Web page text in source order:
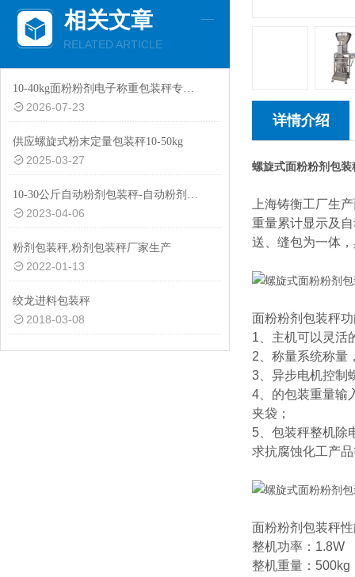
相关文章
RELATED ARTICLE
10-40kg面粉粉剂电子称重包装秤专用设备
2026-07-23
供应螺旋式粉末定量包装秤10-50kg
2025-03-27
10-30公斤自动粉剂包装秤-自动粉剂防尘防爆功能包装机厂家生产
2023-04-06
粉剂包装秤,粉剂包装秤厂家生产
2022-01-13
绞龙进料包装秤
2018-03-08
详情介绍
螺旋式面粉粉剂包装
上海铸衡工厂生
重量累计显示及
送、缝包为一体
面粉粉剂包装秤
1、主机可以灵活
2、称量系统称量
3、异步电机控制
4、的包装重量输
夹袋；
5、包装秤整机除
求抗腐蚀化工产
面粉粉剂包装秤
整机功率：1.8W
整机重量：500kg